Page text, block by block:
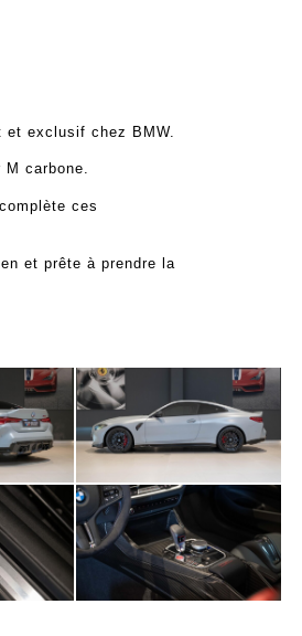
et exclusif chez BMW.
carbone.
ces
et prête à prendre la